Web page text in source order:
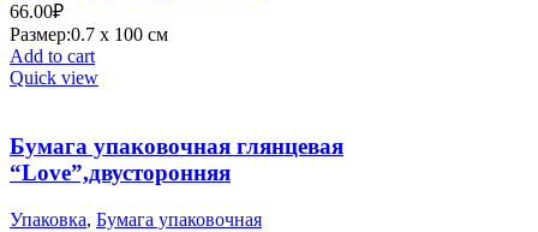
66.00₽
Размер:0.7 х 100 см
Add to cart
Quick view
Бумага упаковочная глянцевая
“Love”,двусторонняя
Упаковка, Бумага упаковочная